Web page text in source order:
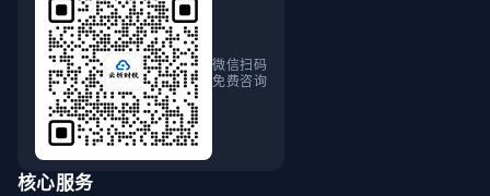
微信扫码
免费咨询
核心服务